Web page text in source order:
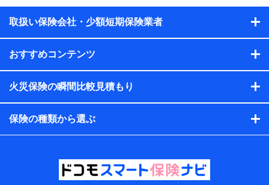
れらに付帯、関連する当社、株式会社NTTドコモおよび提携
会社のサービスを案内、提供するため
析して、お客さまの趣味・嗜好・傾向に応じたサービス・商
各種セミナーの開催のため
コンサルティングサービスの実施のため
アンケートやキャンペーン等の実施のため
上記に係る案内・手続き・管理等付帯業務を行うため
当該個人データを取り扱う各共同利用者（詳細は次のと
取扱い保険会社・少額短期保険業者
おすすめコンテンツ
火災保険の瞬間比較見積もり
保険の種類から選ぶ